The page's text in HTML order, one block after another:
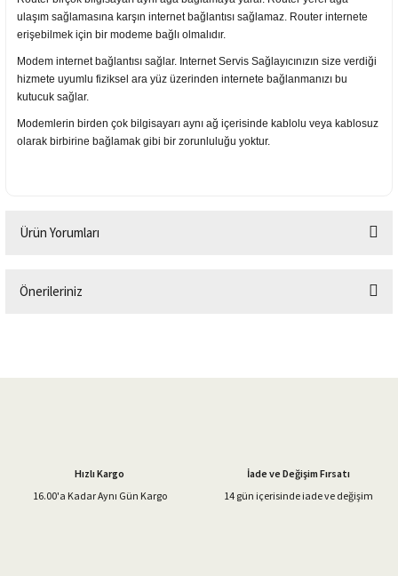
ulaşım sağlamasına karşın internet bağlantısı sağlamaz. Router internete
erişebilmek için bir modeme bağlı olmalıdır.
Modem internet bağlantısı sağlar. Internet Servis Sağlayıcınızın size verdiği
hizmete uyumlu fiziksel ara yüz üzerinden internete bağlanmanızı bu
kutucuk sağlar.
Modemlerin birden çok bilgisayarı aynı ağ içerisinde kablolu veya kablosuz
olarak birbirine bağlamak gibi bir zorunluluğu yoktur.
Ürün Yorumları
Önerileriniz
Ürün bilgilerinde hatalar bulunuyor.
Hızlı Kargo
16.00'a Kadar Aynı Gün Kargo
İade ve Değişim Fırsatı
14 gün içerisinde iade ve değişim